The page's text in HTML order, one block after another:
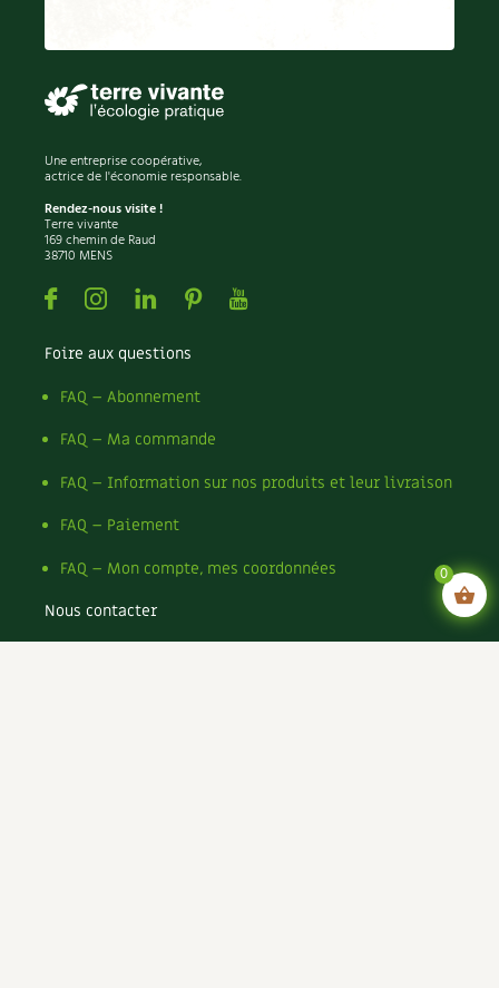
Une entreprise coopérative,
actrice de l'économie responsable.
Rendez-nous visite !
Terre vivante
169 chemin de Raud
38710 MENS
FacebookInstagramLinkedin
PinterestYoutube
Foire aux questions
FAQ – Abonnement
FAQ – Ma commande
FAQ – Information sur nos produits et leur livraison
FAQ – Paiement
FAQ – Mon compte, mes coordonnées
Nous contacter
0